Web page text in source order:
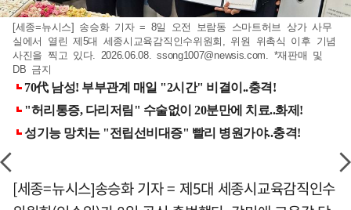
[세종=뉴시스] 송승화 기자 = 8일 오전 보람동 스마트허브 상가 사무
실에서 열린 제5대 세종시교육감직인수위원회, 위원 위촉식 이후 기념
사진을 찍고 있다. 2026.06.08.ssong1007@newsis.com. *재판매 및
DB 금지
[세종=뉴시스]송승화 기자 = 제5대 세종시교육감직인수